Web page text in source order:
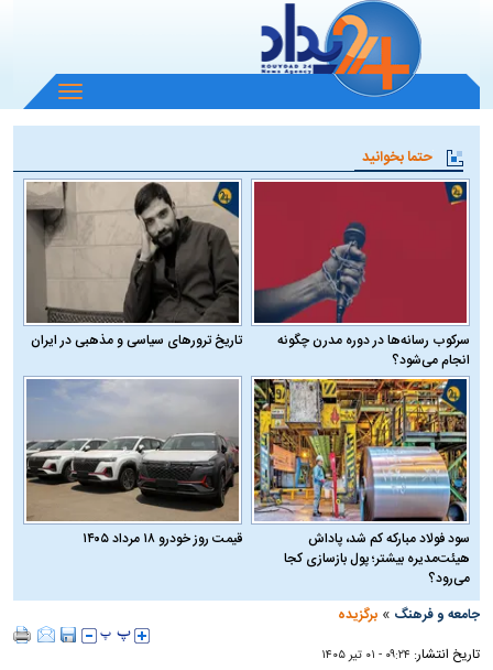
باز
و
منو
حتما بخوانید
سرکوب رسانه‌ها در دوره مدرن چگونه
انجام می‌شود؟
تاریخ ترورهای سیاسی و مذهبی در ایران
سود فولاد مبارکه کم شد، پاداش
هیئت‌مدیره بیشتر؛ پول بازسازی کجا
می‌رود؟
قیمت روز خودرو ۱۸ مرداد ۱۴۰۵
جامعه و فرهنگ »برگزیده
تاریخ انتشار: ۰۹:۲۴ - ۰۱ تير ۱۴۰۵